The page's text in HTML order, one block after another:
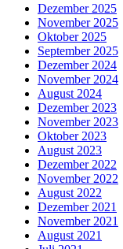
Dezember 2025
November 2025
Oktober 2025
September 2025
Dezember 2024
November 2024
August 2024
Dezember 2023
November 2023
Oktober 2023
August 2023
Dezember 2022
November 2022
August 2022
Dezember 2021
November 2021
August 2021